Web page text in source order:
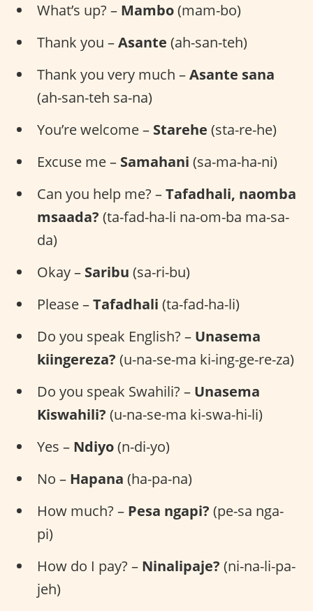
What’s up? – Mambo(mam-bo)
Thank you –Asante (ah-san-teh)
Thank you very much –Asante sana
(ah-san-teh sa-na)
You’re welcome – Starehe (sta-re-he)
Excuse me – Samahani (sa-ma-ha-ni)
Can you help me? –Tafadhali, naomba
msaada? (ta-fad-ha-li na-om-ba ma-sa-
da)
Okay – Saribu (sa-ri-bu)
Please –Tafadhali (ta-fad-ha-li)
Do you speak English? – Unasema
kiingereza? (u-na-se-ma ki-ing-ge-re-za)
Do you speak Swahili? – Unasema
Kiswahili? (u-na-se-ma ki-swa-hi-li)
Yes – Ndiyo(n-di-yo)
No – Hapana (ha-pa-na)
How much? – Pesa ngapi? (pe-sa nga-
pi)
How do I pay? – Ninalipaje? (ni-na-li-pa-
jeh)